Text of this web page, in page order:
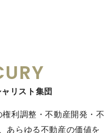
リスト集団
利調整・不動産開発・不
あらゆる不動産の価値を